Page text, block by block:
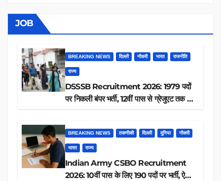
JOB
BREAKING NEWS दिल्ली नौकरी भारत राजनीति
राज्य
DSSSB Recruitment 2026: 1979 पदों
पर निकली बंपर भर्ती, 12वीं पास से ग्रेजुएट तक करें
BREAKING NEWS तकनीकी दिल्ली दुनिया नौकरी
भारत राज्य
Indian Army CSBO Recruitment
2026: 10वीं पास के लिए 190 पदों पर भर्ती, ऐसे